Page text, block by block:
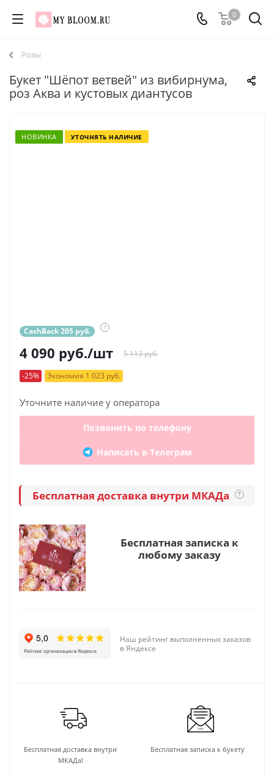
0
Розы
Букет "Шёпот ветвей" из вибирнума,
роз Аква и кустовых диантусов
НОВИНКА УТОЧНЯТЬ НАЛИЧИЕ
CashBack 205 руб. ?
4 090 руб./шт 5 113 руб.
-25% Экономия 1 023 руб.
Уточните наличие у оператора
Позвонить по телефону
Написать в Телеграм
Бесплатная доставка внутри МКАДа ?
Бесплатная записка к
любому заказу
Наш рейтинг выполненных заказов
в Яндексе
Бесплатная доставка внутри
МКАДа!
Бесплатная записка к букету